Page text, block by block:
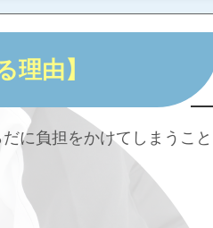
理由】
に負担をかけてしまうこと